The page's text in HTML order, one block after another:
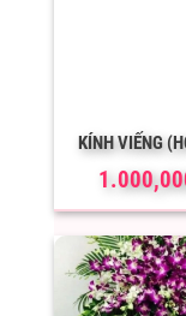
KÍNH VIẾNG